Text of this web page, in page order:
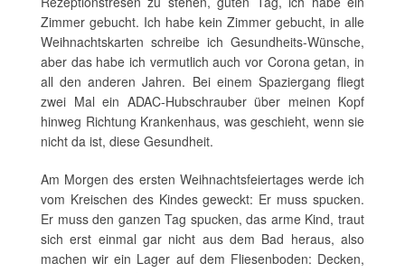
Zimmer gebucht. Ich habe kein Zimmer gebucht, in alle
Weihnachtskarten schreibe ich Gesundheits-Wünsche,
aber das habe ich vermutlich auch vor Corona getan, in
all den anderen Jahren. Bei einem Spaziergang fliegt
zwei Mal ein ADAC-Hubschrauber über meinen Kopf
hinweg Richtung Krankenhaus, was geschieht, wenn sie
nicht da ist, diese Gesundheit.
Am Morgen des ersten Weihnachtsfeiertages werde ich
vom Kreischen des Kindes geweckt: Er muss spucken.
Er muss den ganzen Tag spucken, das arme Kind, traut
sich erst einmal gar nicht aus dem Bad heraus, also
machen wir ein Lager auf dem Fliesenboden: Decken,